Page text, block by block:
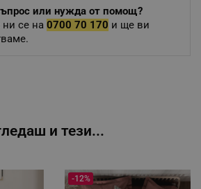
или нужда от помощ?
ни се на 0700 70 170 и ще ви
и тези...
-12%